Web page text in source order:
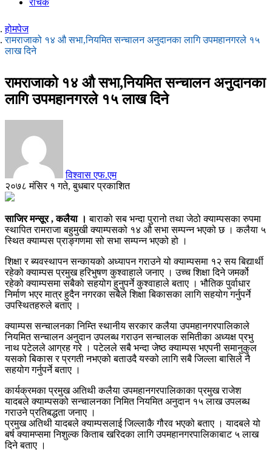
रोचक
होमपेज
रामराजाको १४ औ सभा,नियमित सन्चालन अनुदानका लागि उपमहानगरले १५
लाख दिने
रामराजाको १४ औ सभा,नियमित सन्चालन अनुदानका
लागि उपमहानगरले १५ लाख दिने
विश्वास एफ.एम
२०७८ मंसिर १ गते, बुधबार प्रकाशित
साजिर मन्सूर , कलैया । बाराको सब भन्दा पुरानो तथा जेठो क्याम्पसका रुपमा
स्थापित रामराजा बहुमुखी क्याम्पसको १४ औ सभा सम्पन्न भएको छ । कलैया ५
स्थित क्याम्पस प्राङ्गणमा सो सभा सम्पन्न भएको हो ।
शिक्षा र ब्यवस्थापन सन्कायको अध्यापन गराउने यो क्याम्पसमा १२ सय बिद्यार्थी
रहेको क्याम्पस प्रमुख हरिभुषण कुश्वाहाले जनाए । उच्च शिक्षा दिने जमर्को
रहेको क्याम्पसमा सबैको सहयोग हुनुपर्ने कुश्वाहाले बताए । भौतिक पुर्वाधार
निर्माण भएर मात्र हुदैन नगरका सबैले शिक्षा बिकासका लागि सहयोग गर्नुपर्ने
उपस्थितहरुले बताए ।
क्याम्पस सन्चालनका निम्ति स्थानीय सरकार कलैया उपमहानगरपालिकाले
नियमित सन्चालन अनुदान उपलब्ध गराउन सन्चालक समितीका अध्यक्ष प्रभु
नाथ पटेलले आग्रह गरे । पटेलले सबै भन्दा जेष्ठ क्याम्पस भएपनी समानुकुल
यसको बिकास र प्रगती नभएको बताउदै यस्को लागि सबै जिल्ला बासिले नै
सहयोग गर्नुपर्ने बताए ।
कार्यक्रमका प्रमुख अतिथी कलैया उपमहानगरपालिकाका प्रमुख राजेश
यादबले क्याम्पसको सन्चालनका निमित नियमित अनुदान १५ लाख उपलब्ध
गराउने प्रतिबद्धता जनाए ।
प्रमुख अतिथी यादबले क्याम्पसलाई जिल्लाकै गौरव भएको बताए । यादबले यो
बर्ष क्यामप्समा निशुल्क किताब खरिदका लागि उपमहानगरपालिकाबाट ५ लाख
दिने बताए ।